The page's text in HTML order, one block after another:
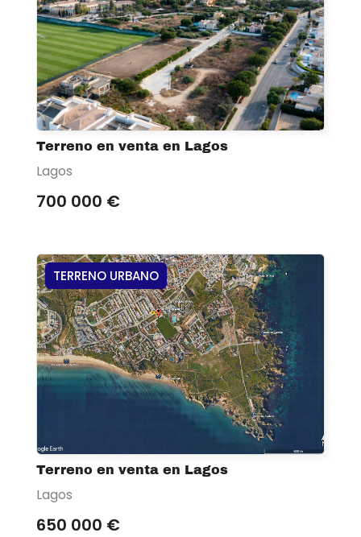
Terreno en venta en Lagos
Lagos
700 000 €
TERRENO URBANO
Terreno en venta en Lagos
Lagos
650 000 €